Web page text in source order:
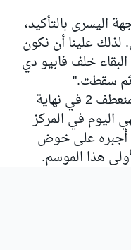
اليسرى بالتأكيد،
علينا أن نكون
خلف فابيو دي
ثم سقطت."
وتعرّض مارتين لسقوط ثانٍ عند المنعطف 2 في نهاية
اليوم في المركز
أجبره على خوض
هذا الموسم.